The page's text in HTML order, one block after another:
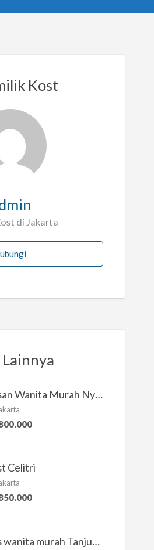
Kost
di Jakarta
Kosan Wanita Murah Nyaman di Jakarta Selatan
Celitri
Kos wanita murah Tanjung Duren Jakarta Barat